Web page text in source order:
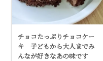
チョコたっぷりチョコケー
キ 子どもから大人までみ
んなが好きなあの味です